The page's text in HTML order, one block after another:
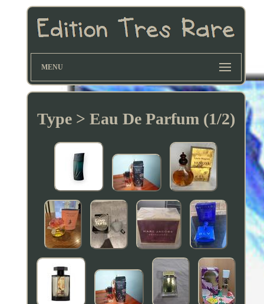
MENU
Type > Eau De Parfum (1/2)